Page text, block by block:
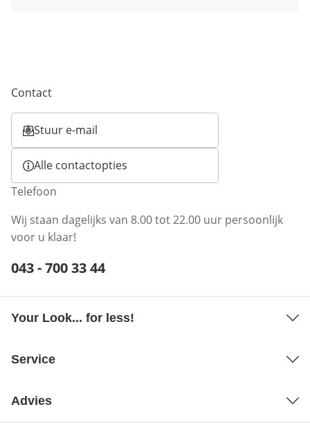
Contact
Stuur e-mail
Opent e-mailclient
Alle contactopties
Telefoon
Wij staan dagelijks van 8.00 tot 22.00 uur persoonlijk
voor u klaar!
Telefoonnummer:
043 - 700 33 44
Your Look... for less!
Service
Advies